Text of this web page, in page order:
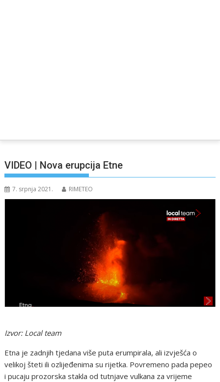
VIDEO | Nova erupcija Etne
7. srpnja 2021. RIMETEO
Izvor: Local team
Etna je zadnjih tjedana više puta erumpirala, ali izvješća o
velikoj šteti ili ozlijeđenima su rijetka. Povremeno pada pepeo
i pucaju prozorska stakla od tutnjave vulkana za vrijeme